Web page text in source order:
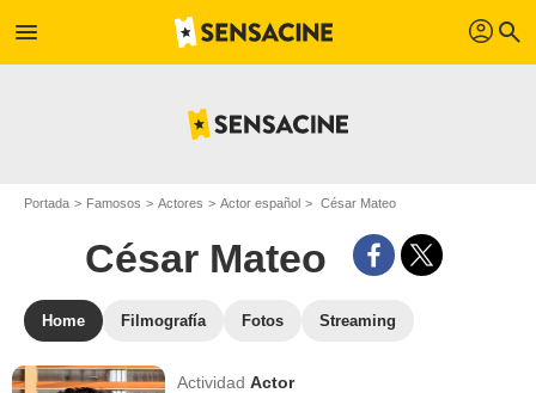
menu profil search
Portada Famosos Actores Actor español César Mateo
César Mateo
Home Filmografía Fotos Streaming
ActividadActor